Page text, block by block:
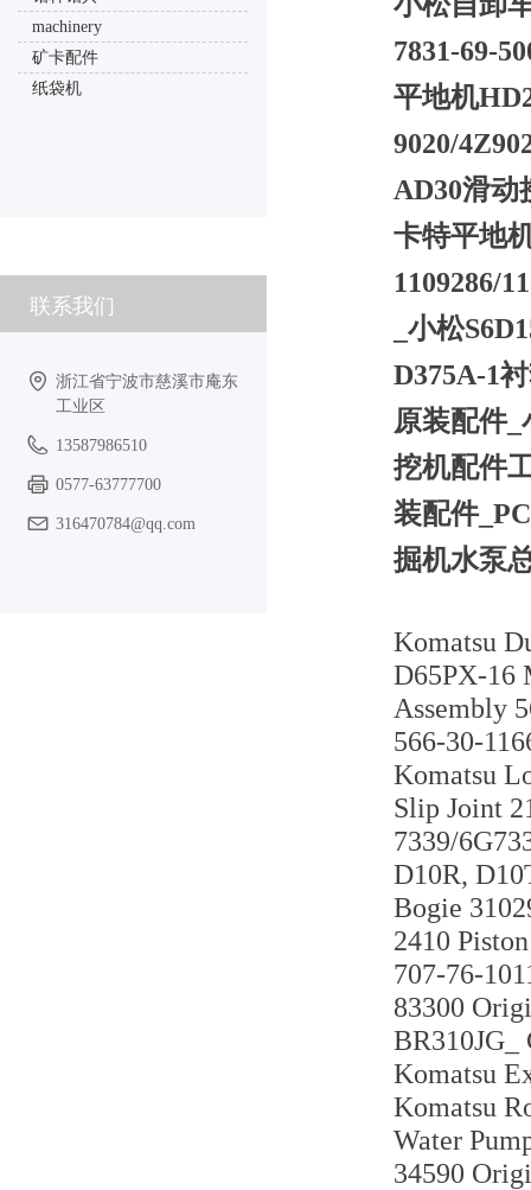
7831-69-
平地机
9020/
AD30滑动
卡特平地
1109286/
_小松
D375A-1
原装配件_
挖机配件
装配件
掘机水泵
Komatsu
D65PX-16
Assembly
566-30-
Komatsu
Slip Joint
7339/
D10R,
Bogie
2410
707-76-
83300
BR310JG_
Komatsu
Komatsu
Water
34590
machinery
矿卡配件
纸袋机
联系我们
浙江省宁波市慈溪市庵东
工业区
13587986510
0577-63777700
316470784@qq.com